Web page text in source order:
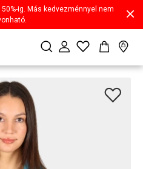
ig. Más kedvezménnyel nem